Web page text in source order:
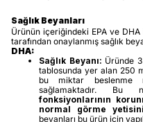
Sağlık Beyanları
Ürünün içeriğindeki EPA ve
tarafından onaylanmış sağlık
DHA:
Sağlık Beyanı: Üründe
tablosunda yer alan 250
bu miktar beslenme
sağlamaktadır. Bu
fonksiyonlarının
normal görme
beyanları bu ürün için